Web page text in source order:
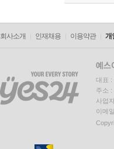
회사소개 인재채용 이용약관 개
대표 :
주소
사업
이메